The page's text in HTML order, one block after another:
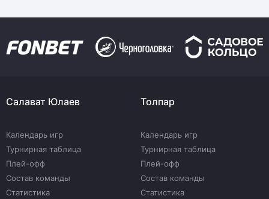
Салават Юлаев
Календарь игр
Турнирная таблица
Плей-офф
Состав команды
Статистика
Толпар
Календарь игр
Турнирная таблица
Плей-офф
Состав команды
Статистика